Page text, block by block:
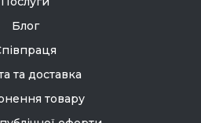
Блог
та доставка
товару